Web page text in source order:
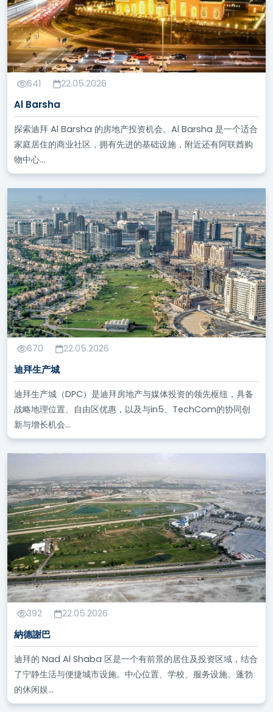
641 22.05.2026
Al Barsha
探索迪拜 Al Barsha 的房地产投资机会。Al Barsha 是一个适合
家庭居住的商业社区，拥有先进的基础设施，附近还有阿联酋购
物中心...
670 22.05.2026
迪拜生产城
迪拜生产城（DPC）是迪拜房地产与媒体投资的领先枢纽，具备
战略地理位置、自由区优惠，以及与in5、TechCom的协同创
新与增长机会...
392 22.05.2026
納德謝巴
迪拜的 Nad Al Shaba 区是一个有前景的居住及投资区域，结合
了宁静生活与便捷城市设施。中心位置、学校、服务设施、蓬勃
的休闲娱...